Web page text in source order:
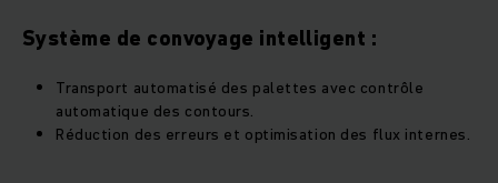
Système de convoyage intelligent :
Transport automatisé des palettes avec contrôle
automatique des contours.
Réduction des erreurs et optimisation des flux internes.